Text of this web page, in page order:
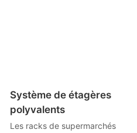
Système de étagères
polyvalents
Les racks de supermarchés